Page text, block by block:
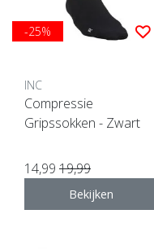
-25%
INC
Compressie
Gripssokken - Zwart
14,99 19,99
Bekijken